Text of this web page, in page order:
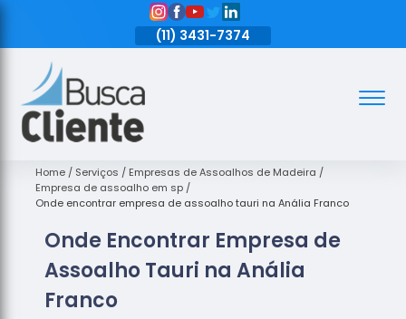
(11) 3431-7374
Assoalhos
de Madeira
Decks de
Empresas
de
de Madeira
Home Serviços
Empresas de Assoalhos de Madeira
Empresa de assoalho em sp
Onde encontrar empresa de assoalho tauri na Anália Franco
Onde Encontrar Empresa de
Assoalho Tauri na Anália
Franco